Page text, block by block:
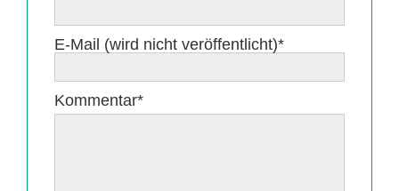
Pflichtfeld
E-Mail (wird nicht veröffentlicht)*
Pflichtfeld
Kommentar*